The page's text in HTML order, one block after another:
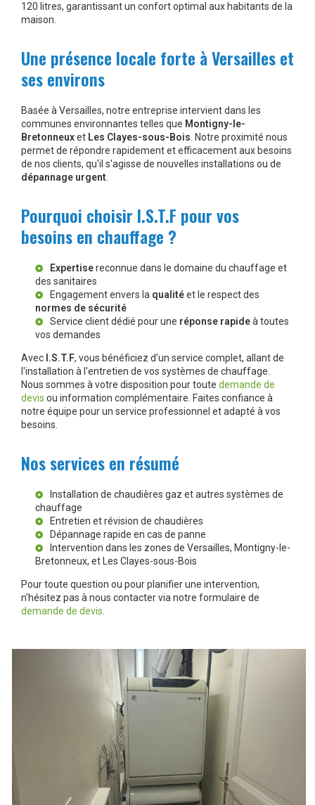
120 litres, garantissant un confort optimal aux habitants de la
maison.
Une présence locale forte à Versailles et
ses environs
Basée à Versailles, notre entreprise intervient dans les
communes environnantes telles que Montigny-le-
Bretonneuxet Les Clayes-sous-Bois . Notre proximité nous
permet de répondre rapidement et efficacement aux besoins
de nos clients, qu'il s'agisse de nouvelles installations ou de
dépannage urgent
Pourquoi choisir I.S.T.F pour vos
besoins en chauffage ?
Expertisereconnue dans le domaine du chauffage et
des sanitaires
Engagement envers la qualitéet le respect des
normes de sécurité
Service client dédié pour une réponse rapideà toutes
vos demandes
Avec I.S.T.F, vous bénéficiez d'un service complet, allant de
l'installation à l'entretien de vos systèmes de chauffage.
Nous sommes à votre disposition pour toute demande de
devis ou information complémentaire. Faites confiance à
notre équipe pour un service professionnel et adapté à vos
besoins.
Nos services en résumé
Installation de chaudières gaz et autres systèmes de
chauffage
Entretien et révision de chaudières
Dépannage rapide en cas de panne
Intervention dans les zones de Versailles, Montigny-le-
Bretonneux, et Les Clayes-sous-Bois
Pour toute question ou pour planifier une intervention,
n'hésitez pas à nous contacter via notre formulaire de
demande de devis